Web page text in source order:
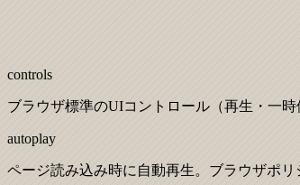
controls
ブラウザ標準のUIコントロール（再生・一
autoplay
ページ読み込み時に自動再生。ブラウザポリ